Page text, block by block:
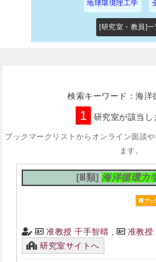
地球環境理工学
[研究室・教員]一
検索キーワード：海
1 研究室が該当し
ブックマークリストからオンライン面談
ます。
[Ⅲ類] 海洋循環力
准教授 千手智晴 准教授
研究室サイトへ